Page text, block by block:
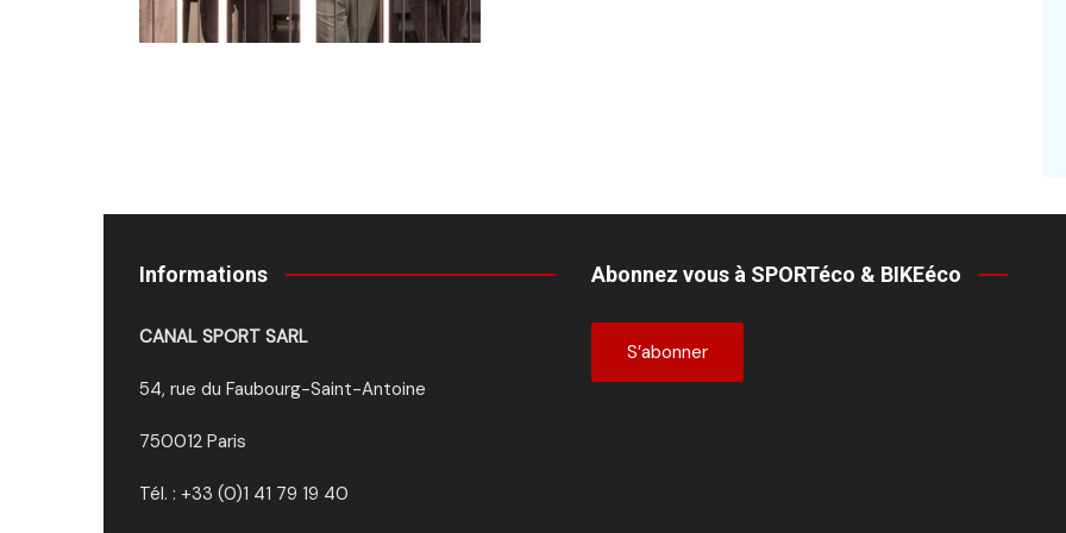
Informations
CANAL SPORT SARL
54, rue du Faubourg-Saint-Antoine
750012 Paris
Tél. : +33 (0)1 41 79 19 40
Abonnez vous à SPORTéco & BIKEéco
S’abonner